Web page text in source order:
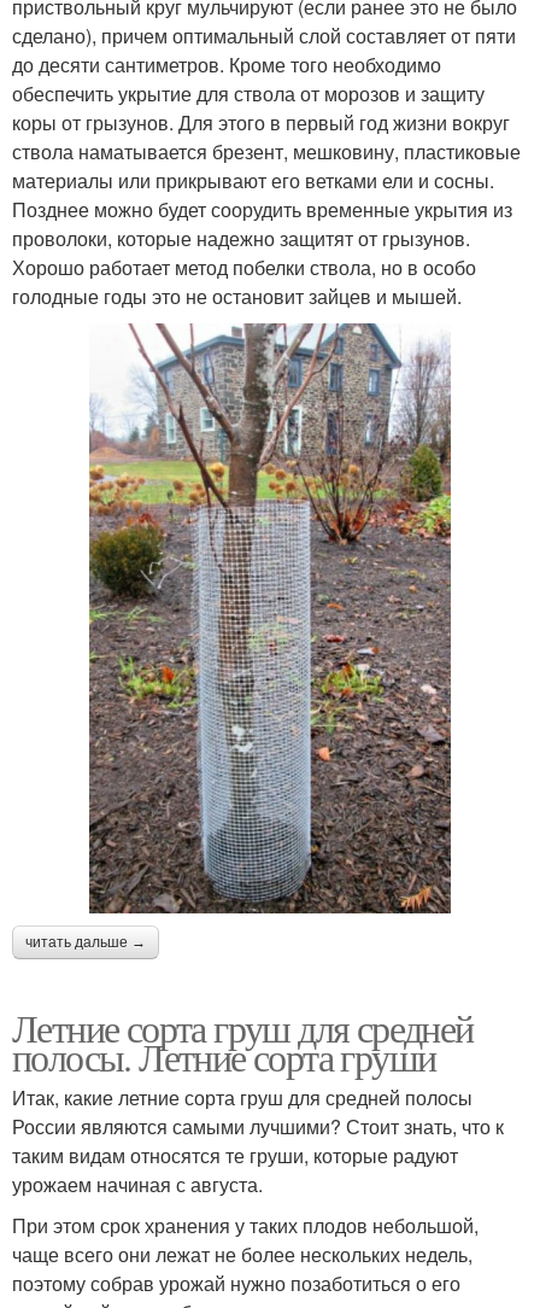
приствольный круг мульчируют (если ранее это не было
сделано), причем оптимальный слой составляет от пяти
до десяти сантиметров. Кроме того необходимо
обеспечить укрытие для ствола от морозов и защиту
коры от грызунов. Для этого в первый год жизни вокруг
ствола наматывается брезент, мешковину, пластиковые
материалы или прикрывают его ветками ели и сосны.
Позднее можно будет соорудить временные укрытия из
проволоки, которые надежно защитят от грызунов.
Хорошо работает метод побелки ствола, но в особо
голодные годы это не остановит зайцев и мышей.
читать дальше →
Летние сорта груш для средней
полосы. Летние сорта груши
Итак, какие летние сорта груш для средней полосы
России являются самыми лучшими? Стоит знать, что к
таким видам относятся те груши, которые радуют
урожаем начиная с августа.
При этом срок хранения у таких плодов небольшой,
чаще всего они лежат не более нескольких недель,
поэтому собрав урожай нужно позаботиться о его